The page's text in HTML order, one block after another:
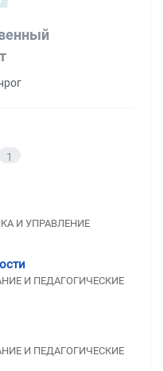
1
И УПРАВЛЕНИЕ
И ПЕДАГОГИЧЕСКИЕ
И ПЕДАГОГИЧЕСКИЕ